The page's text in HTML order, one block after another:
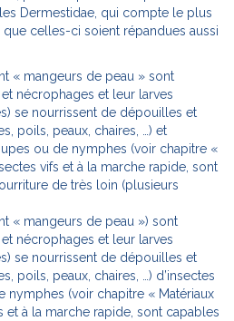
Dermestidae, qui compte le plus
celles-ci soient répandues aussi
« mangeurs de peau » sont
nécrophages et leur larves
se nourrissent de dépouilles et
poils, peaux, chaires, …) et
ou de nymphes (voir chapitre «
vifs et à la marche rapide, sont
de très loin (plusieurs
« mangeurs de peau ») sont
nécrophages et leur larves
se nourrissent de dépouilles et
poils, peaux, chaires, …) d’insectes
nymphes (voir chapitre « Matériaux
et à la marche rapide, sont capables